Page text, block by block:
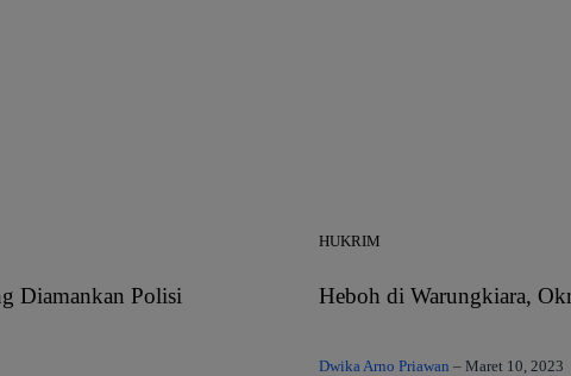
Diamankan Polisi
HUKRIM
Heboh di Warungkiara,
Dwika Arno Priawan – Maret 10, 2023